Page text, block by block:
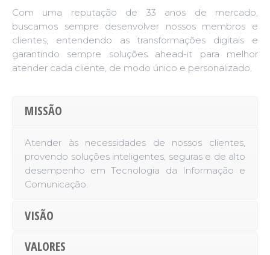
Com uma reputação de 33 anos de mercado,
buscamos sempre desenvolver nossos membros e
clientes, entendendo as transformações digitais e
garantindo sempre soluções ahead-it para melhor
atender cada cliente, de modo único e personalizado.
MISSÃO
Atender às necessidades de nossos clientes,
provendo soluções inteligentes, seguras e de alto
desempenho em Tecnologia da Informação e
Comunicação.
VISÃO
VALORES